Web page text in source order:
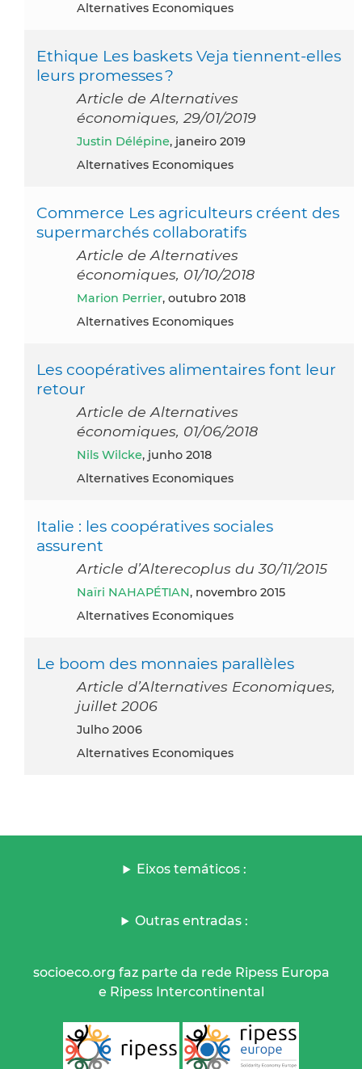
Alternatives Economiques
Ethique Les baskets Veja tiennent-elles
leurs promesses ?
Article de Alternatives
économiques, 29/01/2019
Justin Délépine, janeiro 2019
Alternatives Economiques
Commerce Les agriculteurs créent des
supermarchés collaboratifs
Article de Alternatives
économiques, 01/10/2018
Marion Perrier, outubro 2018
Alternatives Economiques
Les coopératives alimentaires font leur
retour
Article de Alternatives
économiques, 01/06/2018
Nils Wilcke, junho 2018
Alternatives Economiques
Italie : les coopératives sociales
assurent
Article d’Alterecoplus du 30/11/2015
Naïri NAHAPÉTIAN, novembro 2015
Alternatives Economiques
Le boom des monnaies parallèles
Article d’Alternatives Economiques,
juillet 2006
julho 2006
Alternatives Economiques
Eixos temáticos :
Outras entradas :
socioeco.org faz parte da rede Ripess Europa
e Ripess Intercontinental